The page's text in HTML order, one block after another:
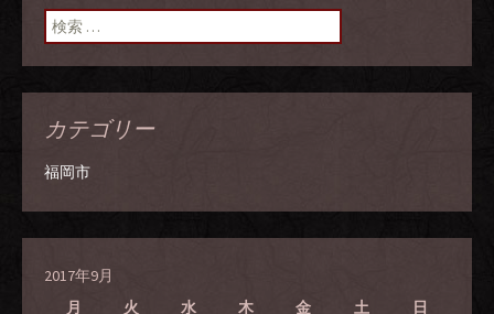
ン
検索:
カテゴリー
福岡市
2017年9月
月
火 水 木 金 土 日